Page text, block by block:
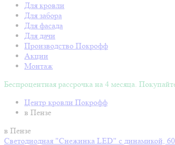
Для кровли
Для забора
Для фасада
Для дачи
Производство Покрофф
Акции
Монтаж
Беспроцентная рассрочка на 4 месяца.
Центр кровли Покрофф
в Пензе
в Пензе
Светодиодная "Снежинка LED" с динамикой,